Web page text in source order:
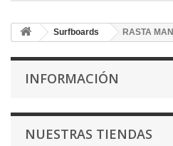
Surfboards RASTA MAN
INFORMACIÓN
NUESTRAS TIENDAS